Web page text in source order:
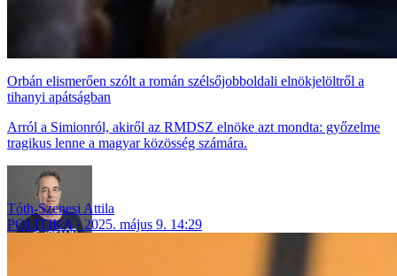
Orbán elismerően szólt a román szélsőjobboldali elnökjelöltről a
tihanyi apátságban
Arról a Simionról, akiről az RMDSZ elnöke azt mondta: győzelme
tragikus lenne a magyar közösség számára.
Tóth-Szenesi Attila
POLITIKA
2025. május 9. 14:29